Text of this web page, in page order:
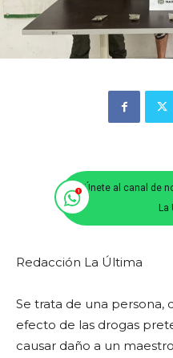
Únete al canal de
La
Redacción La Última
Se trata de una persona,
efecto de las drogas
causar daño a un